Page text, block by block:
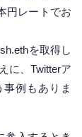
円レートでお
を取得し
に、Twitterア
例もありま